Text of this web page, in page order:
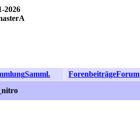
2026
Samml. ForenbeiträgeForum